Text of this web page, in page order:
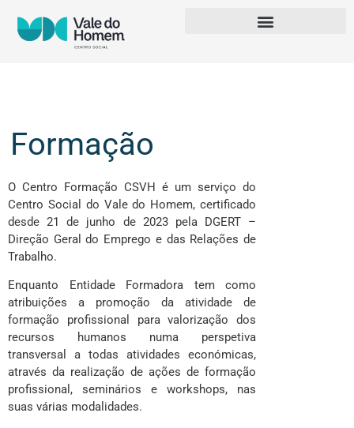
Formação
O Centro Formação CSVH é um serviço do
Centro Social do Vale do Homem, certificado
desde 21 de junho de 2023 pela DGERT –
Direção Geral do Emprego e das Relações de
Trabalho.
Enquanto Entidade Formadora tem como
atribuições a promoção da atividade de
formação profissional para valorização dos
recursos humanos numa perspetiva
transversal a todas atividades económicas,
através da realização de ações de formação
profissional, seminários e workshops, nas
suas várias modalidades.